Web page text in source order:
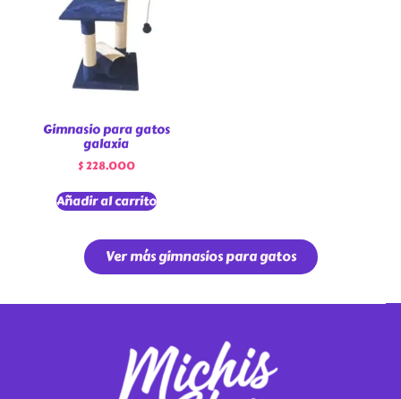
Gimnasio para gatos
galaxia
$228.000
Añadir al carrito
Ver más gimnasios para gatos